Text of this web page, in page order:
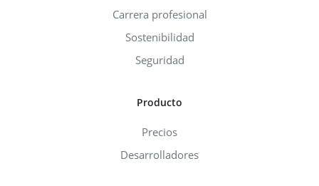
Carrera profesional
Sostenibilidad
Seguridad
Producto
Precios
Desarrolladores